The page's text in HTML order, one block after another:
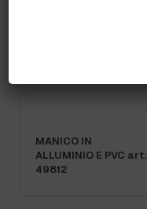
MANICO IN
ALLUMINIO E PVC art.
49812